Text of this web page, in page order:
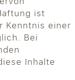
ist
Kenntnis einer
Bei
Inhalte